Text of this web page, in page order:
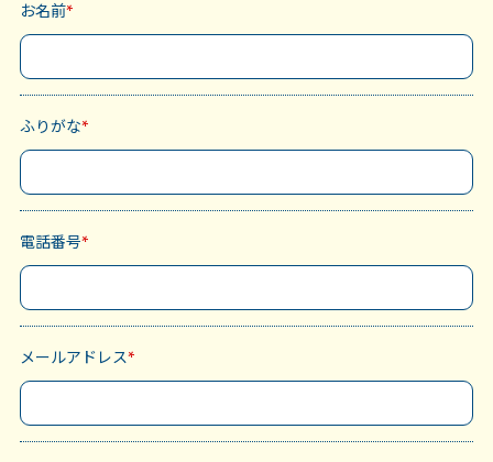
お名前*
ふりがな*
電話番号*
メールアドレス*